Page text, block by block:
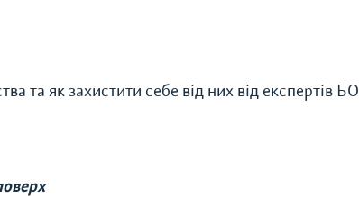
та як захистити себе від них від експертів БО